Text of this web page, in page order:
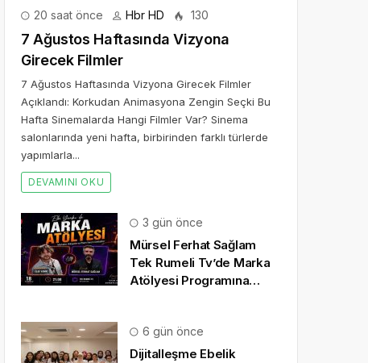
23-25 Eylül 2022 tarihleri arasında Yapı Kredi
20 saat önce Hbr HD 130
7 Ağustos Haftasında Vizyona
Girecek Filmler
7 Ağustos Haftasında Vizyona Girecek Filmler
Açıklandı: Korkudan Animasyona Zengin Seçki Bu
Hafta Sinemalarda Hangi Filmler Var? Sinema
salonlarında yeni hafta, birbirinden farklı türlerde
yapımlarla...
DEVAMINI OKU
3 gün önce
Mürsel Ferhat Sağlam
Tek Rumeli Tv’de Marka
Atölyesi Programına
6 gün önce
Dijitalleşme Ebelik